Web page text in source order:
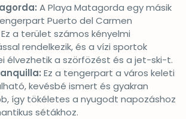
A Playa Matagorda egy másik
Puerto del Carmen
a terület számos kényelmi
rendelkezik, és a vízi sportok
élvezhetik a szörfözést és a jet-ski-t.
Ez a tengerpart a város keleti
kevésbé ismert és gyakran
így tökéletes a nyugodt napozáshoz
sétákhoz.